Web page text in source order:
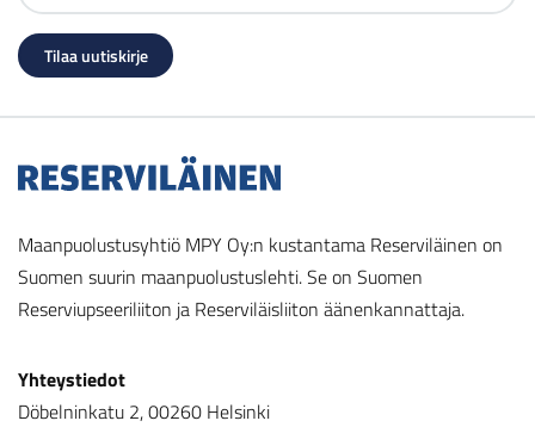
Maanpuolustusyhtiö MPY Oy:n kustantama Reserviläinen on
Suomen suurin maanpuolustuslehti. Se on Suomen
Reserviupseeriliiton ja Reserviläisliiton äänenkannattaja.
Yhteystiedot
Döbelninkatu 2, 00260 Helsinki